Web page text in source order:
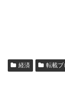
経済 転載ブ